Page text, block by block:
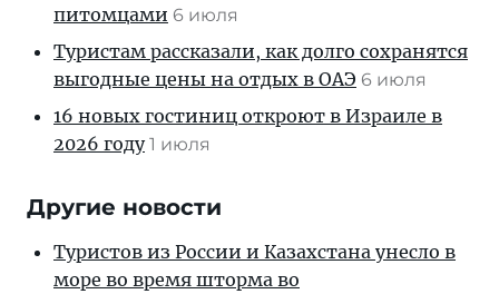
питомцами 6 июля
Туристам рассказали, как долго сохранятся
выгодные цены на отдых в ОАЭ 6 июля
16 новых гостиниц откроют в Израиле в
2026 году 1 июля
Другие новости
Туристов из России и Казахстана унесло в
море во время шторма во